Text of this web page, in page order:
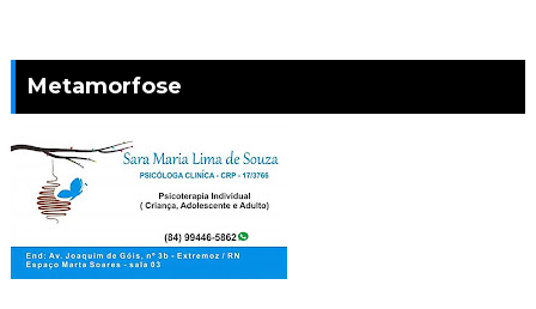
Metamorfose